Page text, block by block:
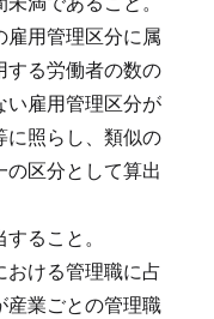
雇用管理区分に属
する労働者の数の
い雇用管理区分が
に照らし、類似の
区分として算出
ること。
ける管理職に占
産業ごとの管理職